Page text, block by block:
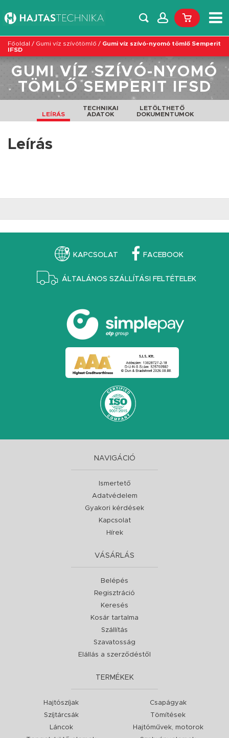
Főoldal / Gumi víz szívótömlő / Gumi víz szívó-nyomó tömlő Semperit
IFSD
GUMI VÍZ SZÍVÓ-NYOMÓ
TÖMLŐ SEMPERIT IFSD
LEÍRÁS
TECHNIKAI
ADATOK
LETÖLTHETŐ
DOKUMENTUMOK
Leírás
KAPCSOLAT FACEBOOK
ÁLTALÁNOS SZÁLLÍTÁSI FELTÉTELEK
NAVIGÁCIÓ
Ismertető
Adatvédelem
Gyakori kérdések
Kapcsolat
Hírek
VÁSÁRLÁS
Belépés
Regisztráció
Keresés
Kosár tartalma
Szállítás
Szavatosság
Elállás a szerződéstől
TERMÉKEK
Hajtószíjak
Szíjtárcsák
Láncok
Csapágyak
Tömítések
Hajtóművek, motorok